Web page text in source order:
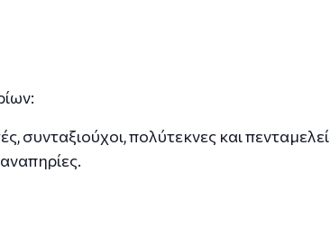
συνταξιούχοι, πολύτεκνες και